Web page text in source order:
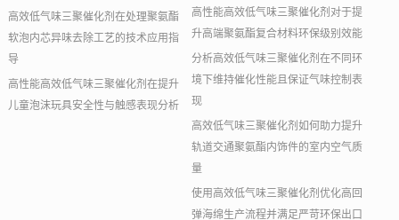
高效低气味三聚催化剂在处理聚氨酯
软泡内芯异味去除工艺的技术应用指
导
高性能高效低气味三聚催化剂在提升
儿童泡沫玩具安全性与触感表现分析
高性能高效低气味三聚催化剂对于提
升高端聚氨酯复合材料环保级别效能
分析高效低气味三聚催化剂在不同环
境下维持催化性能且保证气味控制表
现
高效低气味三聚催化剂如何助力提升
轨道交通聚氨酯内饰件的室内空气质
量
使用高效低气味三聚催化剂优化高回
弹海绵生产流程并满足严苛环保出口